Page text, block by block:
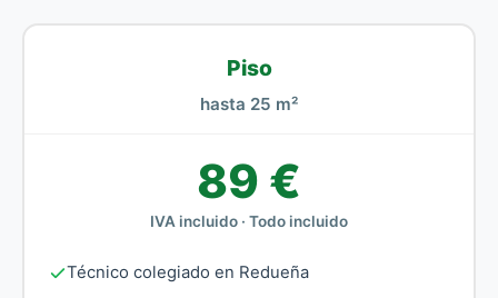
Piso
hasta 25 m²
89 €
IVA incluido · Todo incluido
Técnico colegiado en Redueña